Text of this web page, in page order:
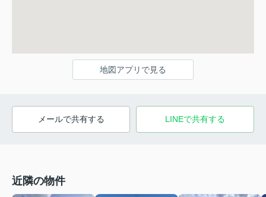
地図アプリで見る
メールで共有する LINEで共有する
近隣の物件